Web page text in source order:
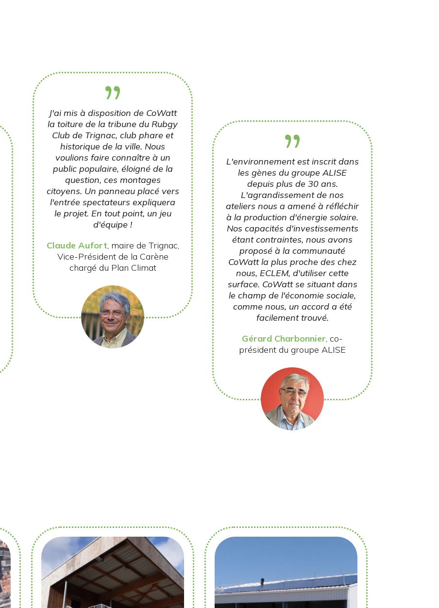
J'ai mis à disposition de CoWatt
la toiture de la tribune du Rubgy
Club de Trignac, club phare et
historique de la ville. Nous
voulions faire connaître à un
public populaire, éloigné de la
question, ces montages
citoyens. Un panneau placé vers
l'entrée spectateurs expliquera
le projet. En tout point, un jeu
d'équipe !
Claude Aufort, maire de Trignac,
Vice-Président de la Carène
chargé du Plan Climat
L'environnement est inscrit dans
les gènes du groupe ALISE
depuis plus de 30 ans.
L'agrandissement de nos
ateliers nous a amené à réfléchir
à la production d'énergie solaire.
Nos capacités d'investissements
étant contraintes, nous avons
proposé à la communauté
CoWatt la plus proche des chez
nous, ECLEM, d'utiliser cette
surface. CoWatt se situant dans
le champ de l'économie sociale,
comme nous, un accord a été
facilement trouvé.
Gérard Charbonnier, co-
président du groupe ALISE